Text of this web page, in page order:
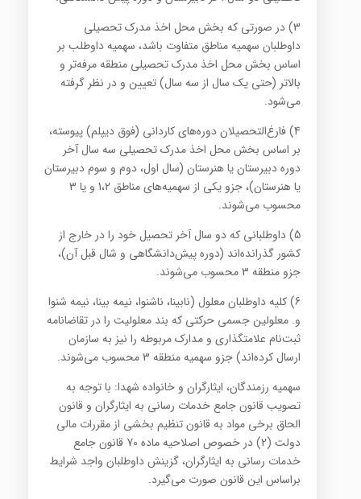
3) در صورتی که بخش محل اخذ مدرک تحصیلی
داوطلبان سهمیه مناطق متفاوت باشد، سهمیه داوطلب بر
اساس بخش محل اخذ مدرک تحصیلی منطقه مرفه‌تر و
بالاتر (حتی یک سال از سه سال) تعیین و در نظر گرفته
می‌شود.
4) فارغ‌التحصیلان دوره‌های کاردانی (فوق دیپلم) پیوسته،
بر اساس بخش محل اخذ مدرک تحصیلی سه سال آخر
دوره دبیرستان یا هنرستان (سال اول، دوم و سوم دبیرستان
یا هنرستان)، جزو یکی از سهمیه‌های مناطق 1،‌2 و یا 3
محسوب می‌شوند.
5) داوطلبانی که دو سال آخر تحصیل خود را در خارج از
کشور گذرانده‌اند (دوره پیش‌دانشگاهی و شال قبل آن)،
جزو منطقه 3 محسوب می‌شوند.
6) کلیه داوطلبان معلول (نابینا،‌ ناشنوا، نیمه بینا، نیمه شنوا
و. معلولین جسمی حرکتی که بند معلولیت را در تقاضانامه
ثبت‌نام علامتگذاری و مدارک مربوطه را نیز به سازمان
ارسال کرده‌اند) جزو سهمیه منطقه 3 محسوب می‌شوند.
سهمیه رزمندگان، ایثارگران و خانواده شهدا: با توجه به
تصویب قانون جامع خدمات رسانی به ایثارگران و قانون
الحاق برخی مواد به قانون تنظیم بخشی از مقررات مالی
دولت (2) در خصوص اصلاحیه ماده 70 قانون جامع
خدمات رسانی به ایثارگران، گزینش داوطلبان واجد شرایط
براساس این قانون صورت می‌گیرد.